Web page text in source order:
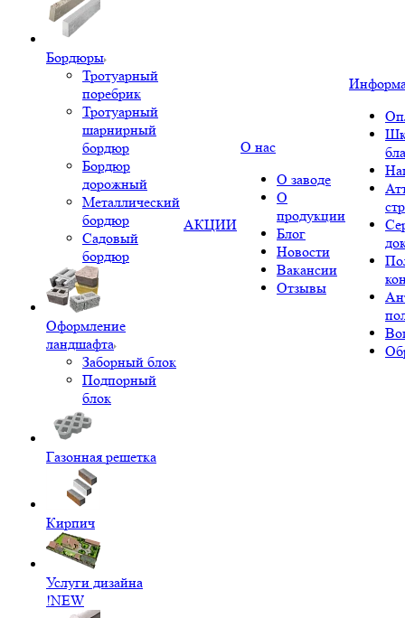
Бордюры
Тротуарный
поребрик
Тротуарный
шарнирный
бордюр
Бордюр
дорожный
Металлический
бордюр
Садовый
бордюр
Оформление
ландшафта
Заборный блок
Подпорный
блок
Газонная решетка
Кирпич
Услуги дизайна
!NEW
АКЦИИ
О нас
О заводе
О
продукции
Блог
Новости
Вакансии
Отзывы